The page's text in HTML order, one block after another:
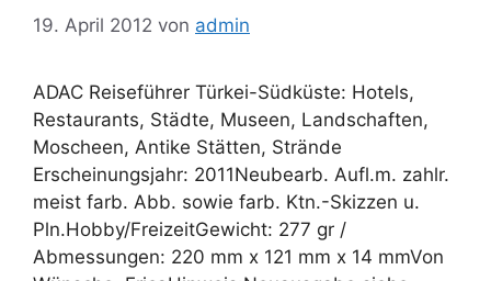
19. April 2012 von admin
ADAC Reiseführer Türkei-Südküste: Hotels,
Restaurants, Städte, Museen, Landschaften,
Moscheen, Antike Stätten, Strände
Erscheinungsjahr: 2011Neubearb. Aufl.m. zahlr.
meist farb. Abb. sowie farb. Ktn.-Skizzen u.
Pln.Hobby/FreizeitGewicht: 277 gr /
Abmessungen: 220 mm x 121 mm x 14 mmVon